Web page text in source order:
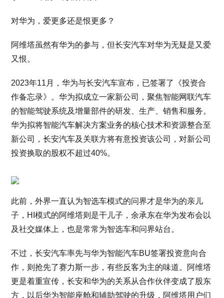
对华为，爱更多还是恨更多？
阿维塔虽然有华为的参与，但长安汽车对华为无疑是又爱
又恨。
2023年11月，华为与长安汽车宣布，已签署了《投资合
作备忘录》。华为拟成立一家新公司，聚焦智能网联汽车
的智能驾驶系统及增量部件的研发、生产、销售和服务。
华为拟将智能汽车解决方案业务的核心技术和资源整合至
新公司，长安汽车及关联方将有意投资该公司，对新公司
投资换取的股权不超过40%。
此前，外界一直认为智选车模式的问界才是华为的亲儿
子，HI模式的阿维塔则是干儿子，余承东在华为发布会以
及社交媒体上，也是常常为智选车和问界站台。
不过，长安汽车率先与华为智能汽车BU签署投资意向合
作，则抢先了赛力斯一步，有些反客为主的味道。阿维塔
更是着重宣传，长安和华为的关系从合作伙伴变成了股东
方，以后华为智能座舱和辅助驾驶的升级，阿维塔用户们